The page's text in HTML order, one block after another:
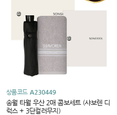
상품코드 A230449
송월 타월 우산 2매 콤보세트 (샤보렌 디
럭스 + 3단컬러무지)